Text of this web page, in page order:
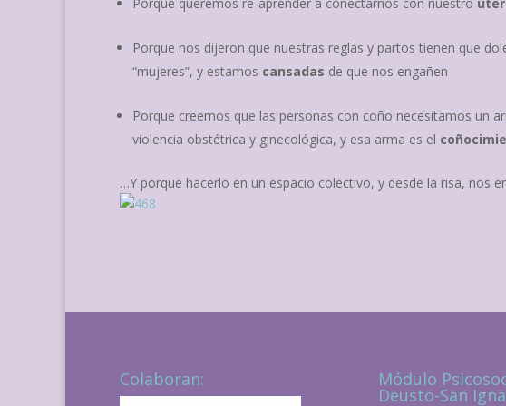
Porque nos dijeron que nuestras reglas y partos tienen que
“mujeres”, y estamos cansadas de que nos engañen
Porque creemos que las personas con coño necesitamos un
violencia obstétrica y ginecológica, y esa arma es el
…Y porque hacerlo en un espacio colectivo, y desde la risa, nos
Colaboran: Módulo
Deusto-San